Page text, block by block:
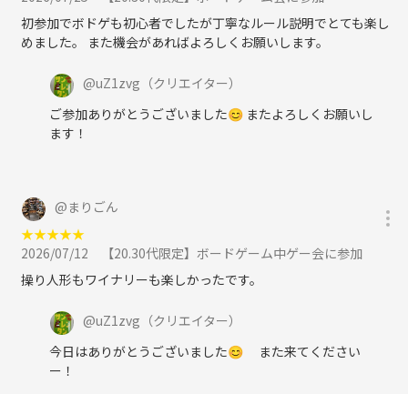
- インサイダーゲーム
- インサイダーゲームブラック
- テストプレイ
- 音速飯店
- トランプ
- 薮の中
- ペンギンパーティ
- キュウリ
- 人狼ドッチ？
- コヨーテ
- ニムト
- 大富豪
- マスカレイド
- サンレンタン
初参加でボドゲも初心者でしたが丁寧なルール説明でとても楽し
めました。 また機会があればよろしくお願いします。
@uZ1zvg （クリエイター）
ご参加ありがとうございました😊 またよろしくお願いし
ます！
@まりごん
★★★★★
2026/07/12
【20.30代限定】ボードゲーム中ゲー会に参加
操り人形もワイナリーも楽しかったです。
@uZ1zvg （クリエイター）
今日はありがとうございました😊 また来てください
ー！